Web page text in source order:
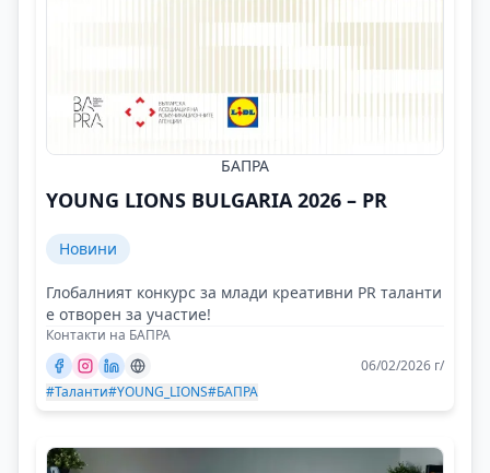
БАПРА
YOUNG LIONS BULGARIA 2026 – PR
Новини
Глобалният конкурс за млади креативни PR таланти
е отворен за участие!
Контакти на БАПРА
06/02/2026 г/
#Таланти#YOUNG_LIONS#БАПРА